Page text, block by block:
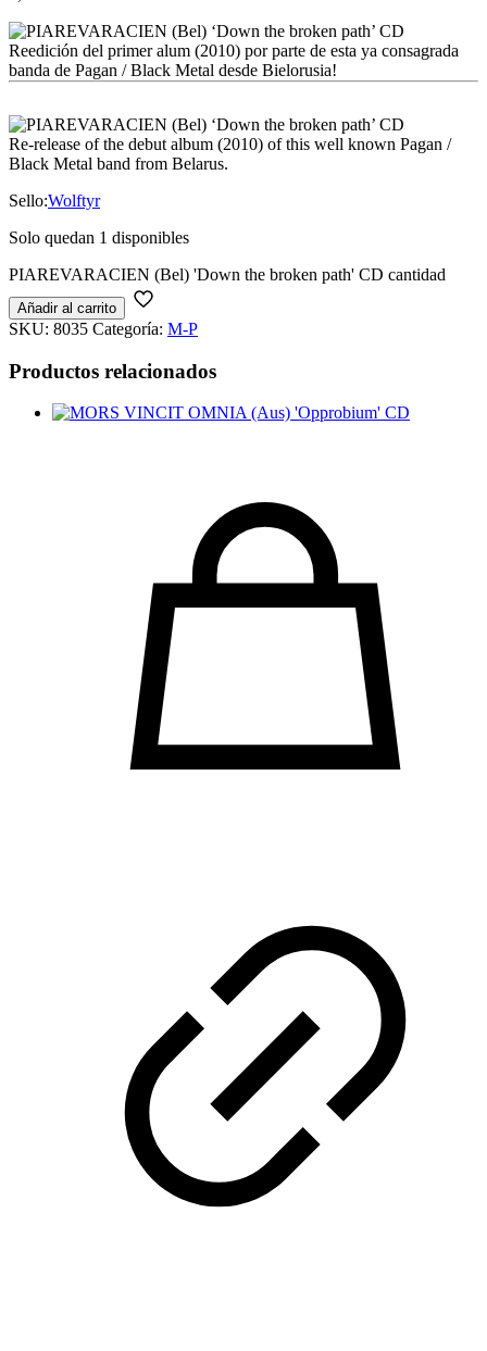
Reedición del primer alum (2010) por parte de esta ya consagrada
banda de Pagan / Black Metal desde Bielorusia!
Re-release of the debut album (2010) of this well known Pagan /
Black Metal band from Belarus.
Sello:Wolftyr
Solo quedan 1 disponibles
PIAREVARACIEN (Bel) 'Down the broken path' CD cantidad
Añadir al carrito
SKU: 8035 Categoría: M-P
Productos relacionados